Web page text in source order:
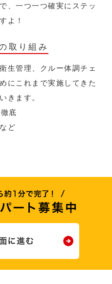
、一つ一つ確実にステッ
よ！
取り組み
生管理、クルー体調チェ
にこれまで実施してきた
きます。
底
ど